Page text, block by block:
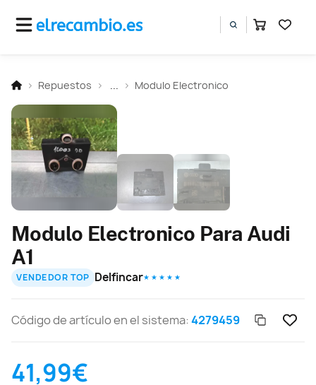
Repuestos Modulo Electronico
Modulo Electronico Para Audi
A1
VENDEDOR TOP Delfincar★ ★ ★ ★ ★
Código de artículo en el sistema:4279459
41,99€